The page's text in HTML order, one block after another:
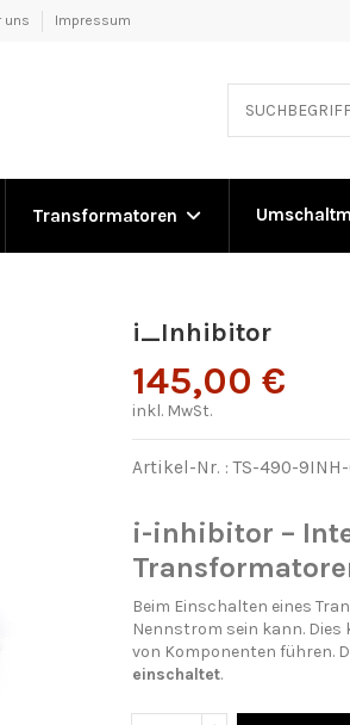
uns Impressum
Transformatoren
i_Inhibitor
145,00 €
inkl. MwSt.
Artikel-Nr. : TS-490-
i-inhibitor –
Beim Einschalten eines
Nennstrom sein kann.
von Komponenten führen.
einschaltet.